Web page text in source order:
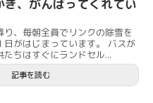
、がんばってくれてい
り、毎朝全員でリンクの除雪を
日がはじまっています。 バスが
ちはすぐにランドセル...
記事を読む